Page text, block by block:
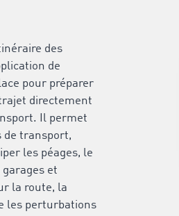
des
de
pour préparer
directement
Il permet
de transport,
les péages, le
et
la route, la
les perturbations